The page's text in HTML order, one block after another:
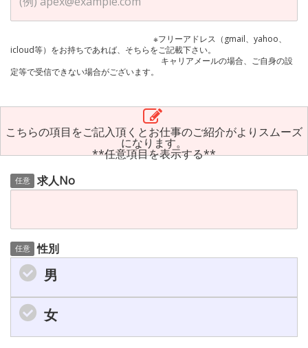
※フリーアドレス（gmail、yahoo、
icloud等）をお持ちであれば、そちらをご記載下さい。
キャリアメールの場合、ご自身の設
定等で受信できない場合がございます。
こちらの項目をご記入頂くとお仕事のご紹介がよりスムーズ
になります。
**任意項目を表示する**
任意 求人No
任意 性別
男
女